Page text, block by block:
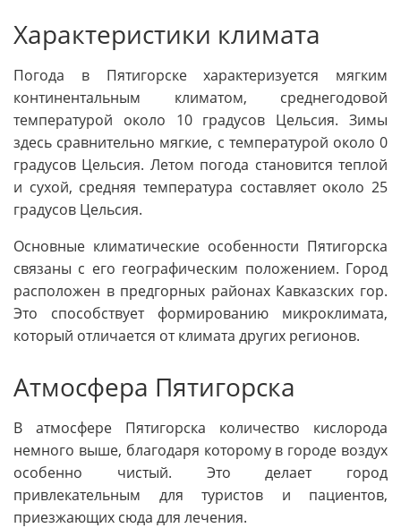
Характеристики климата
Погода в Пятигорске характеризуется мягким
континентальным климатом, среднегодовой
температурой около 10 градусов Цельсия. Зимы
здесь сравнительно мягкие, с температурой около 0
градусов Цельсия. Летом погода становится теплой
и сухой, средняя температура составляет около 25
градусов Цельсия.
Основные климатические особенности Пятигорска
связаны с его географическим положением. Город
расположен в предгорных районах Кавказских гор.
Это способствует формированию микроклимата,
который отличается от климата других регионов.
Атмосфера Пятигорска
В атмосфере Пятигорска количество кислорода
немного выше, благодаря которому в городе воздух
особенно чистый. Это делает город
привлекательным для туристов и пациентов,
приезжающих сюда для лечения.